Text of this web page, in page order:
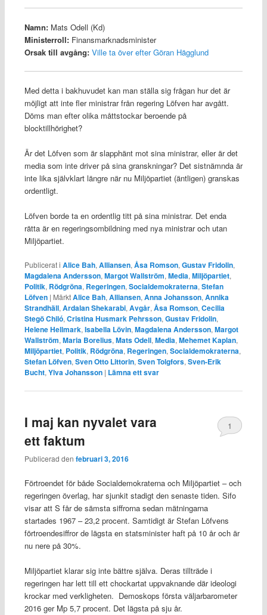
Namn:Mats Odell (Kd)
Ministerroll:Finansmarknadsminister
Orsak till avgång: Ville ta över efter Göran Hägglund
Med detta i bakhuvudet kan man ställa sig frågan hur det är
möjligt att inte fler ministrar från regering Löfven har avgått.
Döms man efter olika måttstockar beroende på
blocktillhörighet?
Är det Löfven som är slapphänt mot sina ministrar, eller är det
media som inte driver på sina granskningar? Det sistnämnda är
inte lika självklart längre när nu Miljöpartiet (äntligen) granskas
ordentligt.
Löfven borde ta en ordentlig titt på sina ministrar. Det enda
rätta är en regeringsombildning med nya ministrar och utan
Miljöpartiet.
Publicerat i Alice Bah, Alliansen, Åsa Romson, Gustav Fridolin,
Magdalena Andersson, Margot Wallström, Media, Miljöpartiet,
Politik, Rödgröna, Regeringen, Socialdemokraterna, Stefan
Löfven | MärktAlice Bah, Alliansen, Anna Johansson, Annika
Strandhäll, Ardalan Shekarabi, Avgår, Åsa Romson, Cecilia
Stegö Chiló, Cristina Husmark Pehrsson, Gustav Fridolin,
Helene Hellmark, Isabella Lövin, Magdalena Andersson, Margot
Wallström, Maria Borelius, Mats Odell, Media, Mehemet Kaplan,
Miljöpartiet, Politik, Rödgröna, Regeringen, Socialdemokraterna,
Stefan Löfven, Sven Otto Littorin, Sven Tolgfors, Sven-Erik
Bucht, Ylva Johansson | Lämna ett svar
I maj kan nyvalet vara
ett faktum
Publicerad den februari 3, 2016
1
Förtroendet för både Socialdemokraterna och Miljöpartiet – och
regeringen överlag, har sjunkit stadigt den senaste tiden. Sifo
visar att S får de sämsta siffrorna sedan mätningarna
startades 1967 – 23,2 procent. Samtidigt är Stefan Löfvens
förtroendesiffror de lägsta en statsminister haft på 10 år och är
nu nere på 30%.
Miljöpartiet klarar sig inte bättre själva. Deras tillträde i
regeringen har lett till ett chockartat uppvaknande där ideologi
krockar med verkligheten. Demoskops första väljarbarometer
2016 ger Mp 5,7 procent. Det lägsta på sju år.